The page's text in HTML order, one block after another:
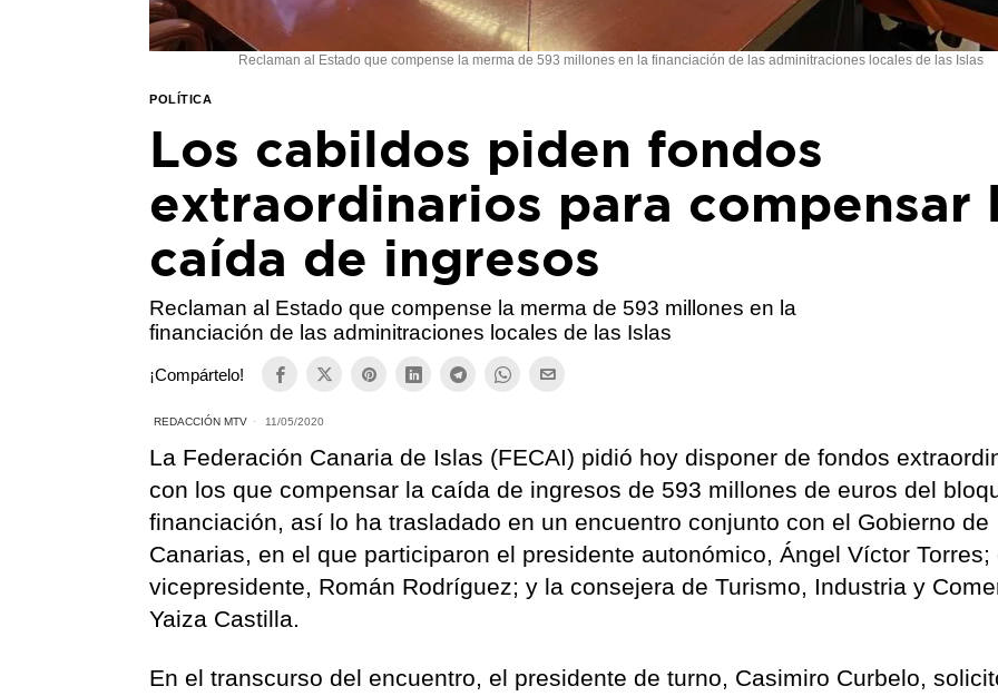
Reclaman al Estado que compense la merma de 593 millones en la financiación de las adminitraciones locales de las Islas
POLÍTICA
Los cabildos piden fondos
extraordinarios para compensar
caída de ingresos
Reclaman al Estado que compense la merma de 593 millones en la
financiación de las adminitraciones locales de las Islas
¡Compártelo!
REDACCIÓN MTV 11/05/2020
La Federación Canaria de Islas (FECAI) pidió hoy disponer de fondos
con los que compensar la caída de ingresos de 593 millones de euros del
financiación, así lo ha trasladado en un encuentro conjunto con el Gobierno de
Canarias, en el que participaron el presidente autonómico, Ángel Víctor Torres;
vicepresidente, Román Rodríguez; y la consejera de Turismo, Industria y
Yaiza Castilla.
En el transcurso del encuentro, el presidente de turno, Casimiro Curbelo,